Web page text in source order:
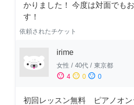
かりました！ 今度は対面でも
す！
依頼されたチケット
irime
女性 / 40代 / 東京都
sentiment_satisfied 4 sentiment_neutral 0 sentiment_dissatisfied 0
初回レッスン無料 ピアノオン